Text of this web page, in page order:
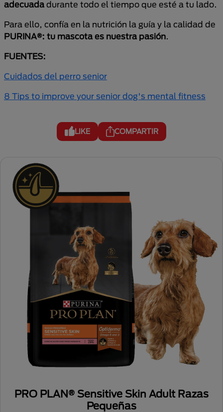
adecuada durante todo el tiempo que esté a tu lado.
Para ello, confía en la nutrición la guía y la calidad de
PURINA®: tu mascota es nuestra pasión.
FUENTES:
Cuidados del perro senior
8 Tips to improve your senior dog's mental fitness
LIKE COMPARTIR
PRO PLAN® Sensitive Skin Adult Razas
Pequeñas